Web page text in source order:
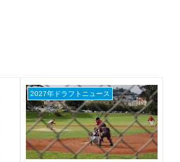
2027年ドラフトニュース